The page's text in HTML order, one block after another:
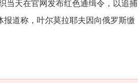
当天在官网发布红色通缉令，以追捕
道称，叶尔莫拉耶夫因向俄罗斯缴